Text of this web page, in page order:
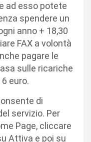
ad esso potete
spendere un
anno + 18,30
FAX a volontà
pagare le
sulle ricariche
euro.
di
servizio. Per
Page, cliccare
Attiva e poi su